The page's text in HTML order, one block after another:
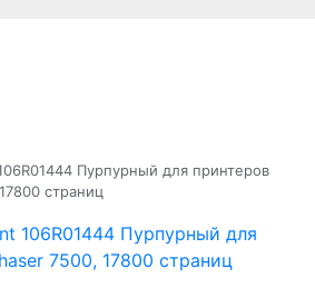
Пурпурный для принтеров
страниц